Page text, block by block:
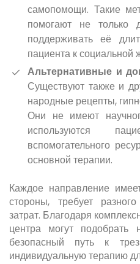
самопомощи. Такие
помогают не только
поддерживать её
пациента к социальной
Альтернативные и
Существуют также и
народные рецепты,
Они не имеют
используются
вспомогательного
основной терапии.
Каждое направление
стороны, требует
затрат. Благодаря
центра могут
безопасный путь к
индивидуальную терапию